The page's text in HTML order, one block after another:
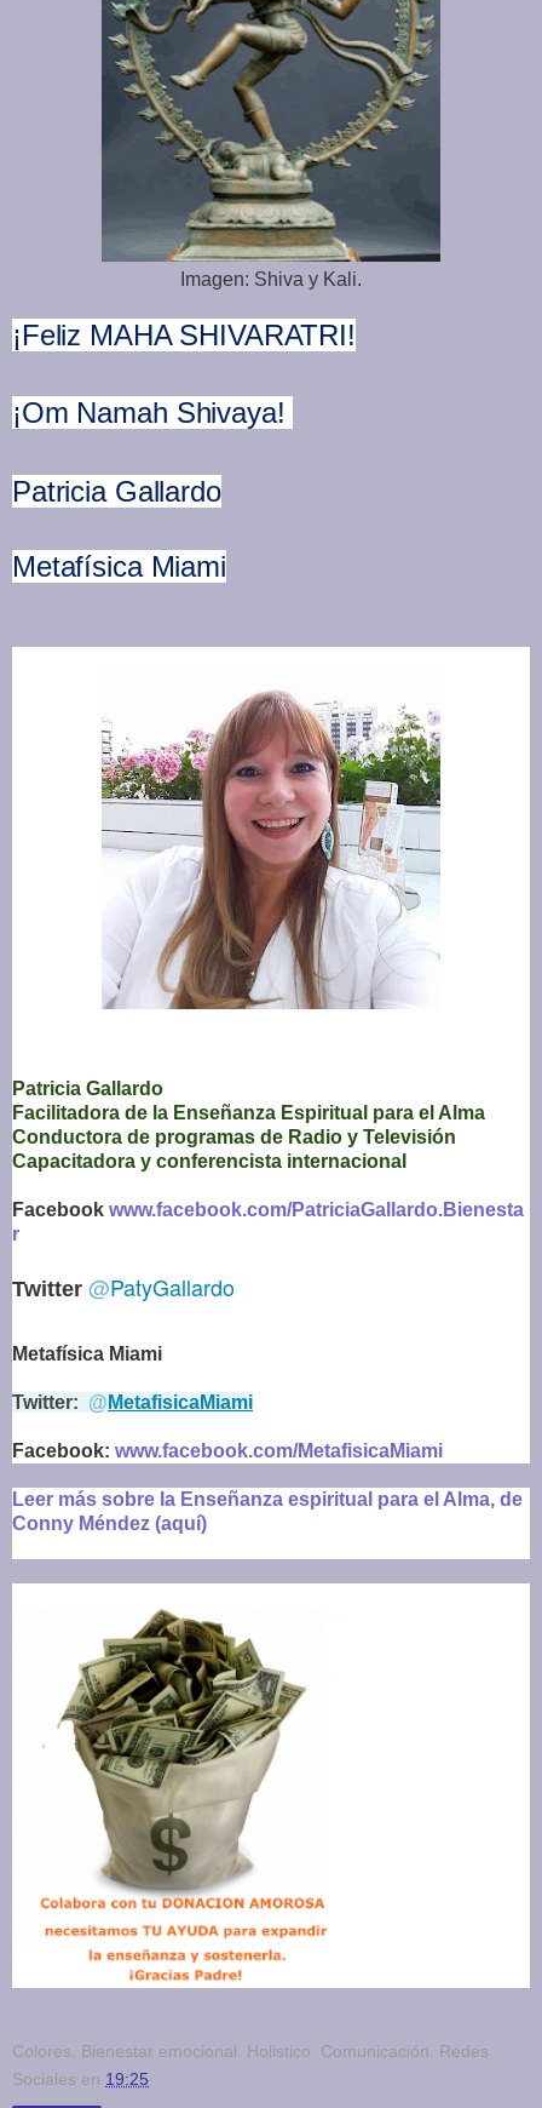
Imagen: Shiva y Kali.
¡Feliz MAHA SHIVARATRI!
¡Om Namah Shivaya!
Patricia Gallardo
Metafísica Miami
Patricia Gallardo
Facilitadora de la Enseñanza Espiritual para el Alma
Conductora de programas de Radio y Televisión
Capacitadora y conferencista internacional
Facebook www.facebook.com/PatriciaGallardo.Bienesta
r
Twitter @PatyGallardo
Metafísica Miami
Twitter: @ MetafisicaMiami
Facebook: www.facebook.com/MetafisicaMiami
Leer más sobre la Enseñanza espiritual para el Alma, de
Conny Méndez (aquí)
Colores. Bienestar emocional. Holistico. Comunicación. Redes
Sociales en 19:25